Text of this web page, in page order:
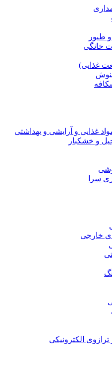
طیور
خانگی
غذایی)
غذایی و آرایشی و بهداشتی
و خشکبار
سرا
خارجی
الکترونیکی